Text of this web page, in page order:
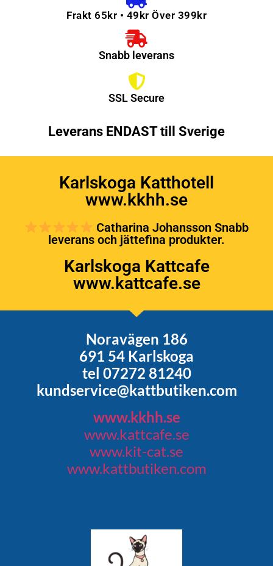
Frakt 65kr • 49kr Över 399kr
Snabb leverans
SSL Secure
Leverans ENDAST till Sverige
Karlskoga Katthotell
www.kkhh.se
Catharina Johansson Snabb
leverans och jättefina produkter.
Karlskoga Kattcafe
www.kattcafe.se
Noravägen 186
691 54 Karlskoga
tel 07272 81240
kundservice@kattbutiken.com
www.kkhh.se
www.kattcafe.se
www.kit-cat.se
www.kattbutiken.com